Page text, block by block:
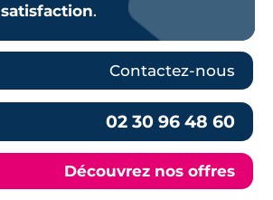
satisfaction.
Contactez-nous
02 30 96 48 60
Découvrez nos offres